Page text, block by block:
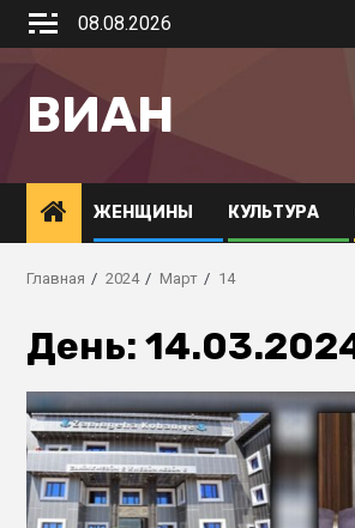
08.08.2026
ВИАН
ЖЕНЩИНЫ КУЛЬТУРА
Главная 2024 Март 14
День: